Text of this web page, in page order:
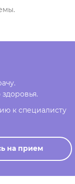
к специалисту
на прием